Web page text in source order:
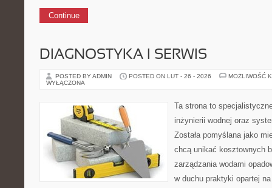
Continue
DIAGNOSTYKA I SERWIS
POSTED BY ADMIN POSTED ON LUT - 26 - 2026
MOŻLIWOŚĆ
WYŁĄCZONA
Ta strona to
inżynierii wodnej oraz
Została pomyślana jako
chcą unikać kosztownych
zarządzania wodami
w duchu praktyki opartej